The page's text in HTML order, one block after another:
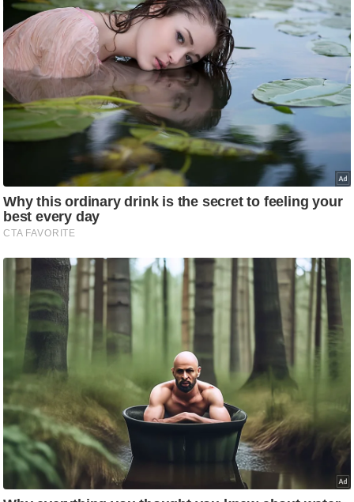
ज
ग
बॉ
ली
वु
ली
वु
ड
फि
ल्म
मी
क्षा
r
e
a
k
i
n